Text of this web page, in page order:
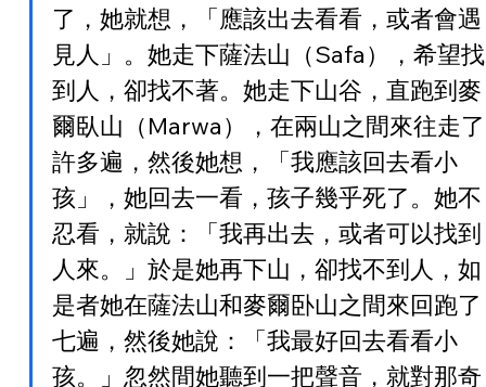
了，她就想，「應該出去看看，或者會遇
見人」。她走下薩法山（Safa），希望找
到人，卻找不著。她走下山谷，直跑到麥
爾臥山（Marwa），在兩山之間來往走了
許多遍，然後她想，「我應該回去看小
孩」，她回去一看，孩子幾乎死了。她不
忍看，就說：「我再出去，或者可以找到
人來。」於是她再下山，卻找不到人，如
是者她在薩法山和麥爾卧山之間來回跑了
七遍，然後她說：「我最好回去看看小
孩。」忽然間她聽到一把聲音，就對那奇